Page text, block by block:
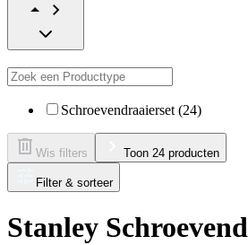
Schroevendraaierset (24)
Wis filters Toon 24 producten
Filter & sorteer
Stanley